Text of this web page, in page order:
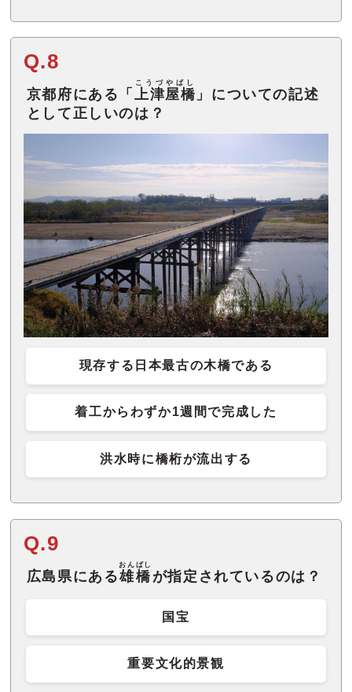
Q.8
京都府にある「 上津屋橋
こうづやばし
」についての記述
として正しいのは？
現存する日本最古の木橋である
着工からわずか1週間で完成した
洪水時に橋桁が流出する
Q.9
広島県にある雄橋
おんばし
が指定されているのは？
国宝
重要文化的景観